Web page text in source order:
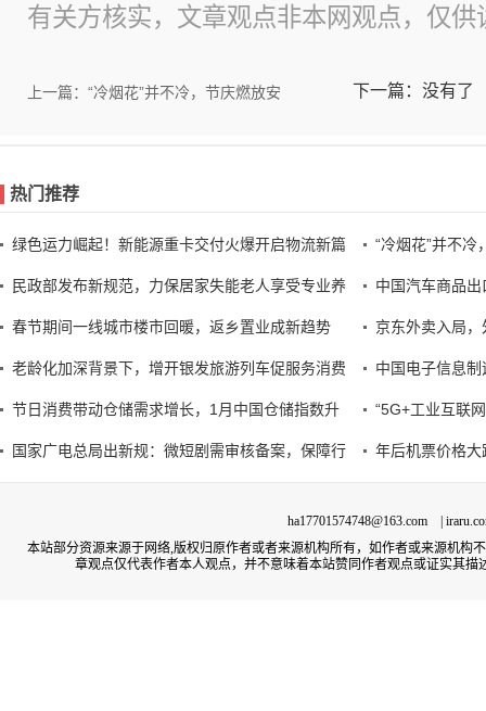
有关方核实，文章观点非本网观点，仅供
上一篇：“冷烟花”并不冷，节庆燃放安 下一篇：没有了
热门推荐
绿色运力崛起！新能源重卡交付火爆开启物流新篇 “冷烟花”并不
民政部发布新规范，力保居家失能老人享受专业养 中国汽车商品出
春节期间一线城市楼市回暖，返乡置业成新趋势 京东外卖入局
老龄化加深背景下，增开银发旅游列车促服务消费 中国电子信息
节日消费带动仓储需求增长，1月中国仓储指数升 “5G+工业互联
国家广电总局出新规：微短剧需审核备案，保障行 年后机票价格
ha17701574748@163.com |
本站部分资源来源于网络,版权归原作者或者来源机构所有，如作者或来源机
章观点仅代表作者本人观点，并不意味着本站赞同作者观点或证实其